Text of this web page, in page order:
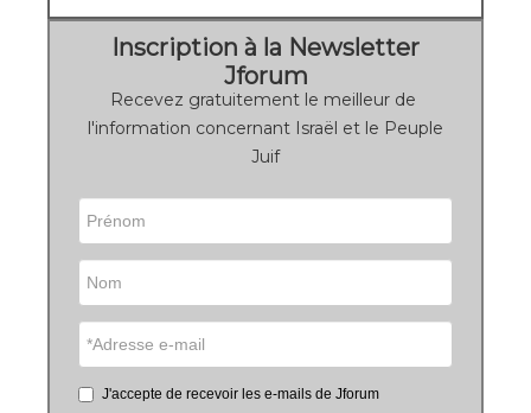
Inscription à la Newsletter
Jforum
Recevez gratuitement le meilleur de
l'information concernant Israël et le Peuple
Juif
J'accepte de recevoir les e-mails de Jforum